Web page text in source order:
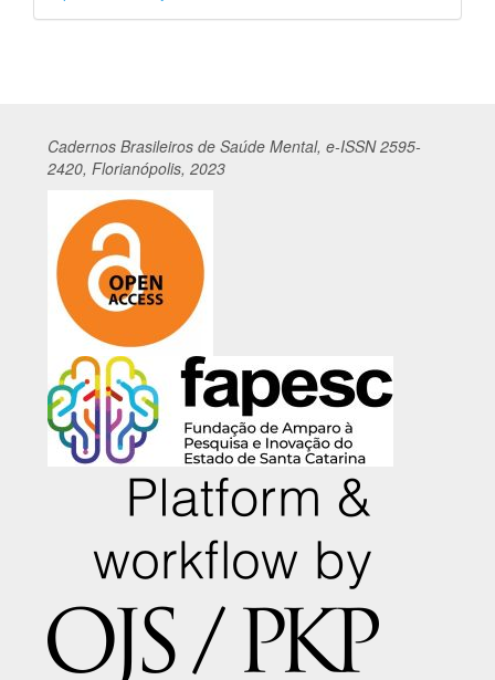
por
Cadernos Brasileiros de Saúde Mental, e-ISSN 2595-
2420, Florianópolis, 2023